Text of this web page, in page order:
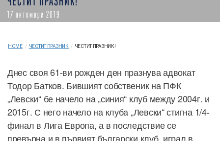
17 октомври 2019
HOME / ЧЕСТИТ ПРАЗНИК / ЧЕСТИТ ПРАЗНИК!
Днес своя 61-ви рожден ден празнува адвокат
Тодор Батков. Бившият собственик на ПФК
„Левски“ бе начело на „синия“ клуб между 2004г. и
2015г. С него начело на клуба „Левски“ стигна 1/4-
финал в Лига Европа, а в последствие се
превърна и в първият български клуб, играл в